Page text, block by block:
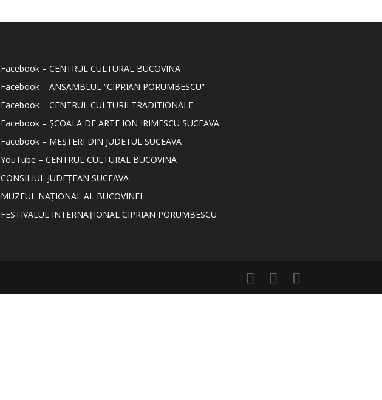
Facebook – CENTRUL CULTURAL BUCOVINA
Facebook – ANSAMBLUL “CIPRIAN PORUMBESCU”
Facebook – CENTRUL CULTURII TRADITIONALE
Facebook – ȘCOALA DE ARTE ION IRIMESCU SUCEAVA
Facebook – MEȘTERI DIN JUDETUL SUCEAVA
YouTube – CENTRUL CULTURAL BUCOVINA
CONSILIUL JUDEȚEAN SUCEAVA
MUZEUL NAȚIONAL AL BUCOVINEI
FESTIVALUL INTERNAȚIONAL CIPRIAN PORUMBESCU